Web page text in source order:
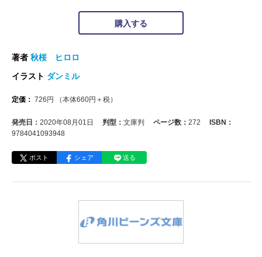
購入する
著者 秋桜 ヒロロ
イラスト ダンミル
定価： 726 円 （本体660円＋税）
発売日： 2020年08月01日 判型： 文庫判 ページ数： 272
ISBN：
9784041093948
ポスト シェア 送る